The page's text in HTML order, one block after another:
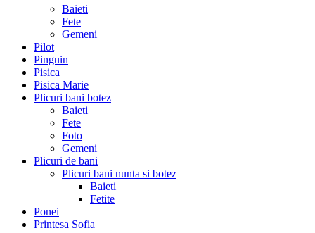
Baieti
Fete
Gemeni
Pilot
Pinguin
Pisica
Pisica Marie
Plicuri bani botez
Baieti
Fete
Foto
Gemeni
Plicuri de bani
Plicuri bani nunta si botez
Baieti
Fetite
Ponei
Printesa Sofia